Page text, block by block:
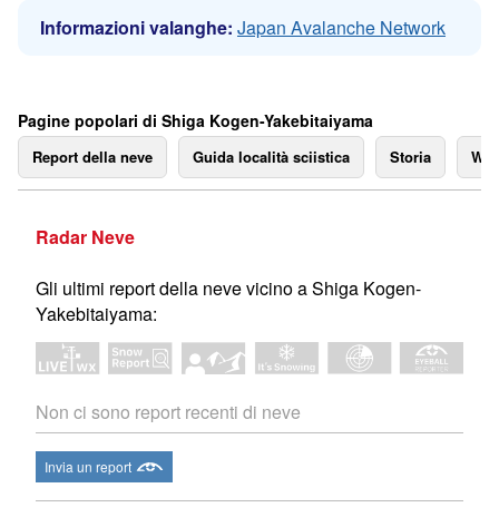
Informazioni valanghe: Japan Avalanche Network
Pagine popolari di Shiga Kogen-Yakebitaiyama
Report della neve Guida località sciistica Storia
Radar Neve
Gli ultimi report della neve vicino a Shiga Kogen-
Yakebitaiyama:
Non ci sono report recenti di neve
Invia un report